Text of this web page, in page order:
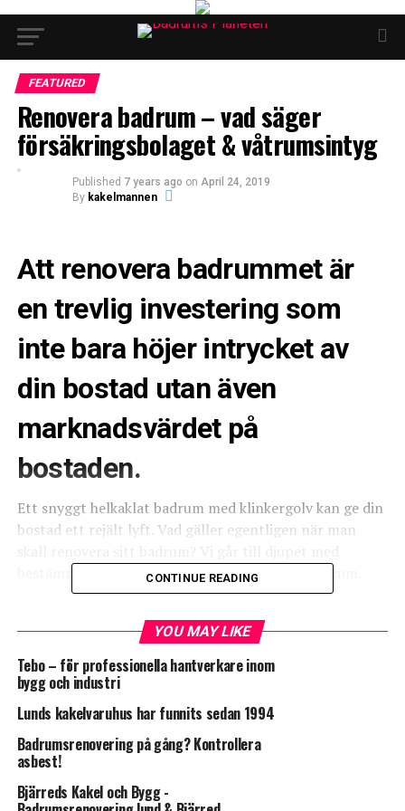
FEATURED
Renovera badrum – vad säger
försäkringsbolaget & våtrumsintyg
Published 7 years ago on April 24, 2019
By kakelmannen
Att renovera badrummet är
en trevlig investering som
inte bara höjer intrycket av
din bostad utan även
marknadsvärdet på
bostaden.
Ett snyggt helkaklat badrum med klinkergolv kan ge din
bostad ett rejält lyft. Vad gäller egentligen när man
bestämmelser och regler kring att renovera badrum.
Får man renovera badrummet
själv i en bostadsrätt eller
måste det vara en professionell
hantverkare med våtrumslicens
och
våtrumsintyg/kvalitetsdokument?
CONTINUE READING
YOU MAY LIKE
Tebo – för professionella hantverkare inom
bygg och industri
Lunds kakelvaruhus har funnits sedan 1994
Badrumsrenovering på gång? Kontrollera
asbest!
Bjärreds Kakel och Bygg -